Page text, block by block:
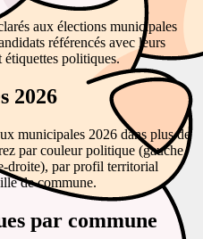
aux élections municipales
référencés avec leurs
étiquettes politiques.
2026
municipales 2026 dans plus de
par couleur politique (gauche,
droite), par profil territorial
de commune.
par commune